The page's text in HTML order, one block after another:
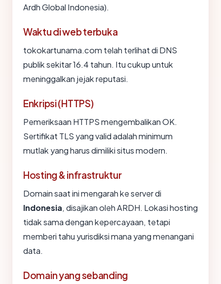
Ardh Global Indonesia).
Waktu di web terbuka
tokokartunama.com telah terlihat di DNS
publik sekitar 16.4 tahun. Itu cukup untuk
meninggalkan jejak reputasi.
Enkripsi (HTTPS)
Pemeriksaan HTTPS mengembalikan OK.
Sertifikat TLS yang valid adalah minimum
mutlak yang harus dimiliki situs modern.
Hosting & infrastruktur
Domain saat ini mengarah ke server di
Indonesia, disajikan oleh ARDH. Lokasi hosting
tidak sama dengan kepercayaan, tetapi
memberi tahu yurisdiksi mana yang menangani
data.
Domain yang sebanding